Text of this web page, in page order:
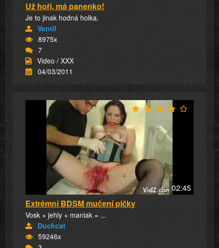
Už hoří, má panenko!
Je to jinak hodná holka.
Ventil
8975x
7
Video / XXX
04/03/2011
02:45
Extrémní BDSM mučení pičky
Vosk + jehly + maniak = ...
Duchcat
59246x